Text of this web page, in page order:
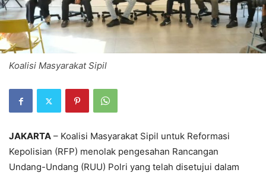
Koalisi Masyarakat Sipil
JAKARTA – Koalisi Masyarakat Sipil untuk Reformasi
Kepolisian (RFP) menolak pengesahan Rancangan
Undang-Undang (RUU) Polri yang telah disetujui dalam